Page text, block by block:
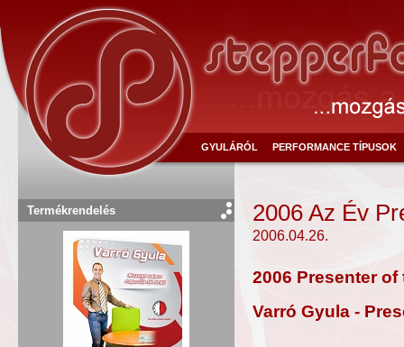
GYULÁRÓL PERFORMANCE TÍPUSOK
Termékrendelés 2006 Az Év
2006.04.26.
2006 Presenter of
Varró Gyula -